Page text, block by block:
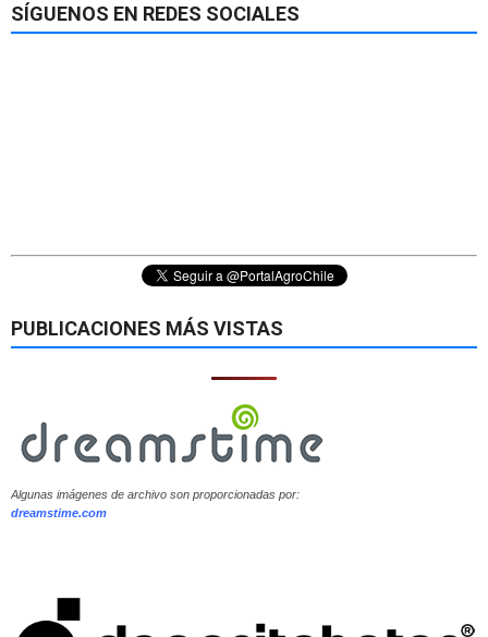
SÍGUENOS EN REDES SOCIALES
PUBLICACIONES MÁS VISTAS
Algunas imágenes de archivo son proporcionadas por:
dreamstime.com